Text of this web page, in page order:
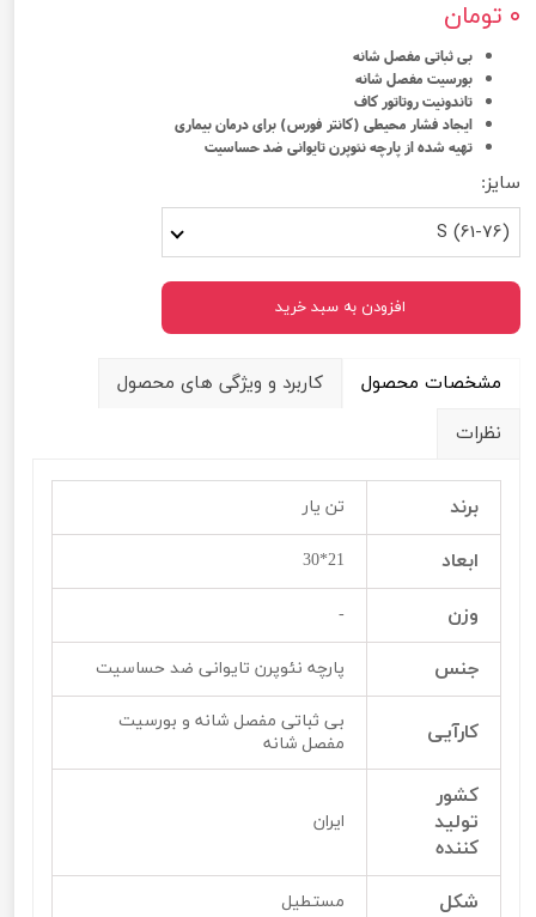
۰ تومان
بی ثباتی مفصل شانه
بورسیت مفصل شانه
تاندونیت روتاتور کاف
ایجاد فشار محیطی (کانتر فورس) برای درمان بیماری
تهیه شده از پارچه نئوپرن تایوانی ضد حساسیت
سایز:
S (61-76)
افزودن به سبد خرید
مشخصات محصول
کاربرد و ویژگی های محصول
نظرات
برند تن یار
ابعاد 21*30
وزن -
جنس پارچه نئوپرن تایوانی ضد حساسیت
کارآیی
بی ثباتی مفصل شانه و بورسیت
مفصل شانه
کشور
تولید
کننده
ایران
شکل مستطیل